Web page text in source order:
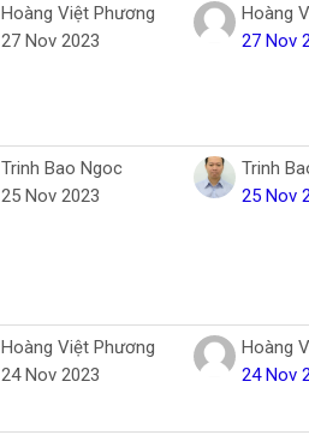
Hoàng Việt Phương
27 Nov 2023
Hoàng
27 Nov
Trinh Bao Ngoc
25 Nov 2023
Trinh
25 Nov
Hoàng Việt Phương
24 Nov 2023
Hoàng
24 Nov